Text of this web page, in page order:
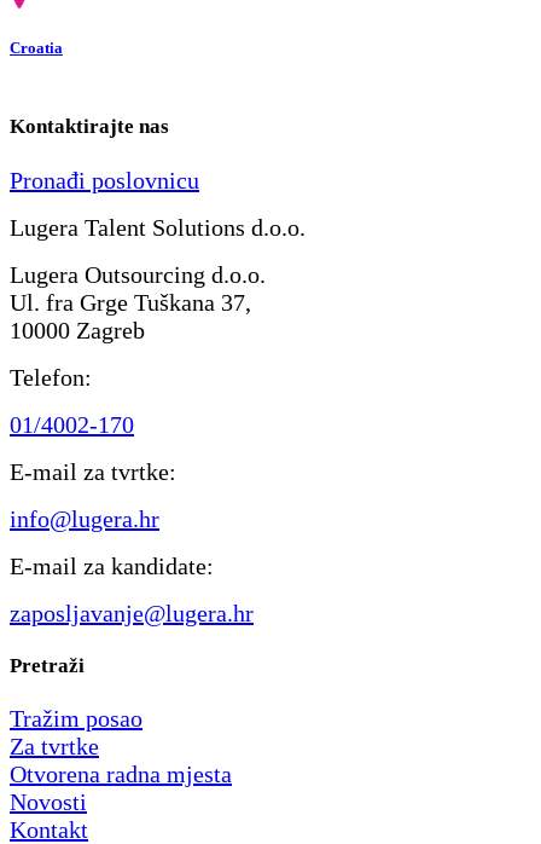
Croatia
Kontaktirajte nas
Pronađi poslovnicu
Lugera Talent Solutions d.o.o.
Lugera Outsourcing d.o.o.
Ul. fra Grge Tuškana 37,
10000 Zagreb
Telefon:
01/4002-170
E-mail za tvrtke:
info@lugera.hr
E-mail za kandidate:
zaposljavanje@lugera.hr
Pretraži
Tražim posao
Za tvrtke
Otvorena radna mjesta
Novosti
Kontakt